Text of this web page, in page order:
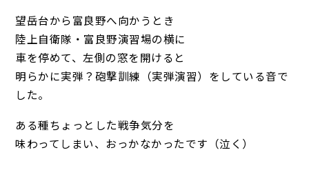
望岳台から富良野へ向かうとき
陸上自衛隊・富良野演習場の横に
車を停めて、左側の窓を開けると
明らかに実弾？砲撃訓練（実弾演習）をしている音で
した。
ある種ちょっとした戦争気分を
味わってしまい、おっかなかったです（泣く）